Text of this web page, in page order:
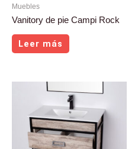
Muebles
Vanitory de pie Campi Rock
Leer más